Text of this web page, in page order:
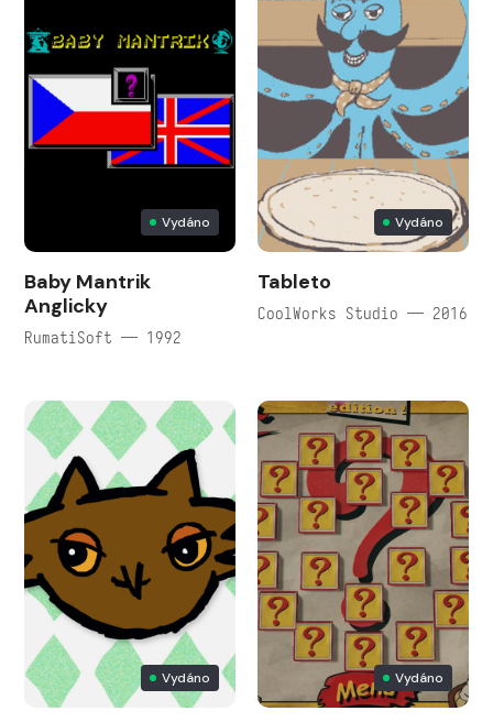
Vydáno
Baby Mantrik
Anglicky
RumatiSoft — 1992
Vydáno
Tableto
CoolWorks Studio — 2016
Vydáno Vydáno